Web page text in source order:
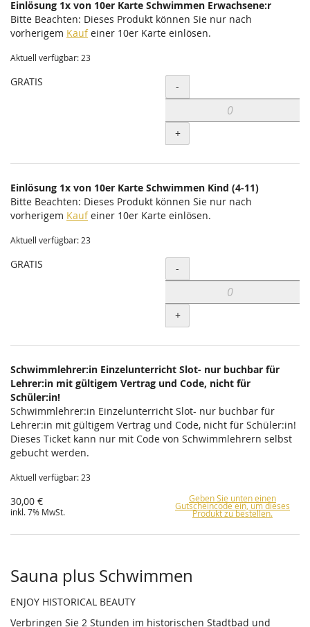
Einlösung 1x von 10er Karte Schwimmen Erwachsene:r
Bitte Beachten: Dieses Produkt können Sie nur nach
vorherigem Kaufeiner 10er Karte einlösen.
Aktuell verfügbar: 23
GRATIS Menge
-
+
Einlösung 1x von 10er Karte Schwimmen Kind (4-11)
Bitte Beachten: Dieses Produkt können Sie nur nach
vorherigem Kaufeiner 10er Karte einlösen.
Aktuell verfügbar: 23
GRATIS Menge
-
+
Schwimmlehrer:in Einzelunterricht Slot- nur buchbar für
Lehrer:in mit gültigem Vertrag und Code, nicht für
Schüler:in!
Schwimmlehrer:in Einzelunterricht Slot- nur buchbar für
Lehrer:in mit gültigem Vertrag und Code, nicht für Schüler:in!
Dieses Ticket kann nur mit Code von Schwimmlehrern selbst
gebucht werden.
Aktuell verfügbar: 23
30,00 €
inkl. 7% MwSt.
Geben Sie unten einen
Gutscheincode ein, um dieses
Produkt zu bestellen.
Sauna plus Schwimmen
ENJOY HISTORICAL BEAUTY
Verbringen Sie 2 Stunden im historischen Stadtbad und